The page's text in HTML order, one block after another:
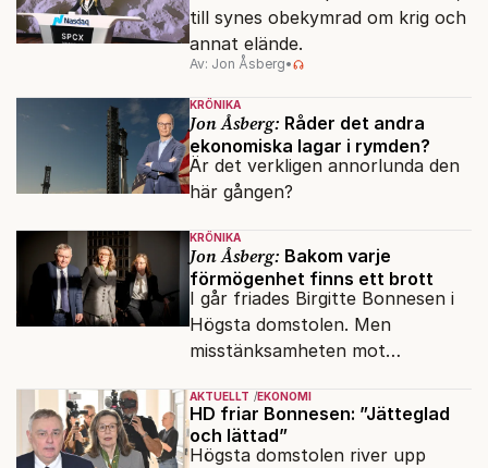
till synes obekymrad om krig och
annat elände.
Av: Jon Åsberg•
KRÖNIKA
Jon Åsberg: Råder det andra
ekonomiska lagar i rymden?
Är det verkligen annorlunda den
här gången?
KRÖNIKA
Jon Åsberg: Bakom varje
förmögenhet finns ett brott
I går friades Birgitte Bonnesen i
Högsta domstolen. Men
misstänksamheten mot
AKTUELLT EKONOMI
HD friar Bonnesen: ”Jätteglad
och lättad”
Högsta domstolen river upp